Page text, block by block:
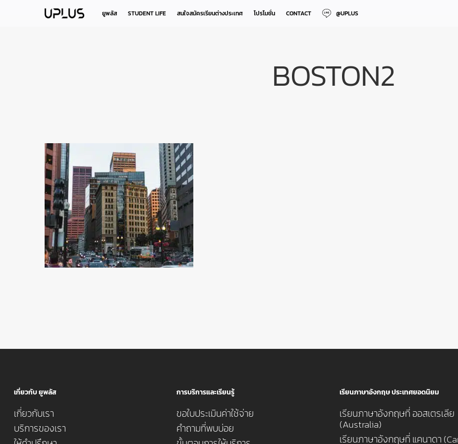
ยูพลัส STUDENT LIFE สนใจสมัครเรียนต่างประเทศ โปรโมชั่น CONTACT @UPLUS
BOSTON2
เกี่ยวกับ ยูพลัส
เกี่ยวกับเรา
บริการของเรา
การบริการและเรียนรู้
ขอใบประเมินค่าใช้จ่าย
คำถามที่พบบ่อย
เรียนภาษาอังกฤษ ประเทศยอดนิยม
เรียนภาษาอังกฤษที่ ออสเตรเลีย
(Australia)
เรียนภาษาอังกฤษที่ แคนาดา